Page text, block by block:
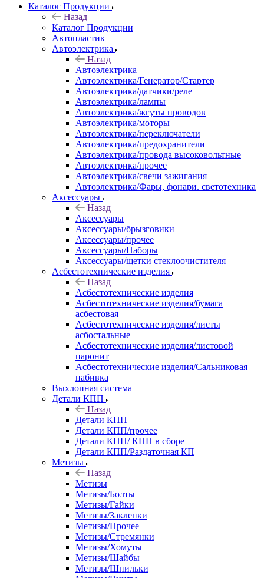
Каталог Продукции
Назад
Каталог Продукции
Автопластик
Автоэлектрика
Назад
Автоэлектрика
Автоэлектрика/Генератор/Стартер
Автоэлектрика/датчики/реле
Автоэлектрика/лампы
Автоэлектрика/жгуты проводов
Автоэлектрика/моторы
Автоэлектрика/переключатели
Автоэлектрика/предохранители
Автоэлектрика/провода высоковольтные
Автоэлектрика/прочее
Автоэлектрика/свечи зажигания
Автоэлектрика/Фары, фонари. светотехника
Аксессуары
Назад
Аксессуары
Аксессуары/брызговики
Аксессуары/прочее
Аксессуары/Наборы
Аксессуары/щетки стеклоочистителя
Асбестотехнические изделия
Назад
Асбестотехнические изделия
Асбестотехнические изделия/бумага
асбестовая
Асбестотехнические изделия/листы
асбостальные
Асбестотехнические изделия/листовой
паронит
Асбестотехнические изделия/Сальниковая
набивка
Выхлопная система
Детали КПП
Назад
Детали КПП
Детали КПП/прочее
Детали КПП/ КПП в сборе
Детали КПП/Раздаточная КП
Метизы
Назад
Метизы
Метизы/Болты
Метизы/Гайки
Метизы/Заклепки
Метизы/Прочее
Метизы/Стремянки
Метизы/Хомуты
Метизы/Шайбы
Метизы/Шпильки